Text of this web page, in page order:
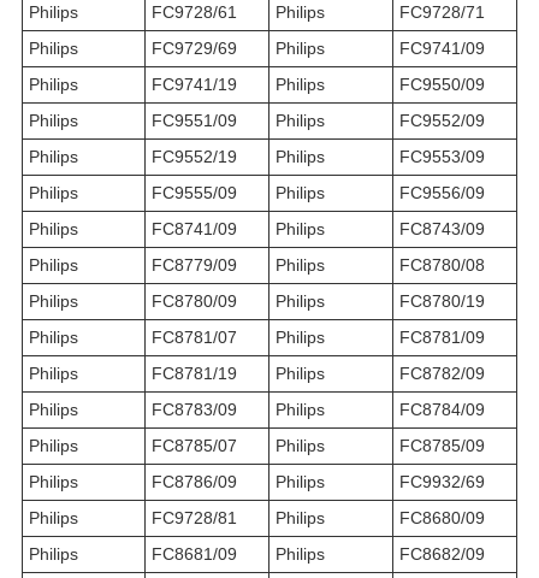
Philips FC9728/61 Philips
FC9728/71
Philips
FC9729/69 Philips
FC9741/09
Philips
FC9741/19 Philips
FC9550/09
Philips
FC9551/09 Philips
FC9552/09
Philips
FC9552/19 Philips
FC9553/09
Philips
FC9555/09 Philips
FC9556/09
Philips
FC8741/09 Philips
FC8743/09
Philips
FC8779/09 Philips
FC8780/08
Philips
FC8780/09 Philips
FC8780/19
Philips
FC8781/07 Philips
FC8781/09
Philips
FC8781/19 Philips
FC8782/09
Philips
FC8783/09 Philips
FC8784/09
Philips
FC8785/07 Philips
FC8785/09
Philips
FC8786/09 Philips
FC9932/69
Philips
FC9728/81 Philips
FC8680/09
Philips
FC8681/09 Philips
FC8682/09